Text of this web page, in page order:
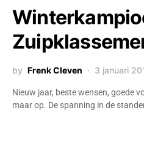
by Frenk Cleven 3 januari
Nieuw jaar, beste wensen, goede
maar op. De spanning in de